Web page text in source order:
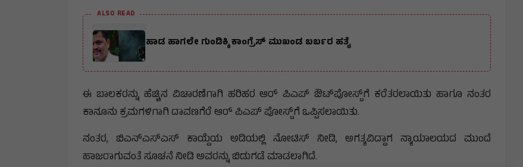
ALSO READ
ಹಾಡ ಹಾಗಲೇ ಗುಂಡಿಕ್ಕಿ ಕಾಂಗ್ರೆಸ್ ಮುಖಂಡ ಬರ್ಬರ ಹತ್ಯೆ
ಈ ಬಾಲಕರನ್ನು ಹೆಚ್ಚಿನ ವಿಚಾರಣೆಗಾಗಿ ಹರಿಹರ ಆರ್ ಪಿಎಪ್ ಔಟ್‌ಪೋಸ್ಟ್‌ಗೆ ಕರೆತರಲಾಯಿತು ಹಾಗೂ ನಂತರ
ಕಾನೂನು ಕ್ರಮಗಳಿಗಾಗಿ ದಾವಣಗೆರೆ ಆರ್ ಪಿಎಪ್ ಪೋಸ್ಟ್‌ಗೆ ಒಪ್ಪಿಸಲಾಯಿತು.
ನಂತರ, ಬಿಎನ್‌ಎಸ್‌ಎಸ್ ಕಾಯ್ದೆಯ ಅಡಿಯಲ್ಲಿ ನೋಟಿಸ್ ನೀಡಿ, ಅಗತ್ಯವಿದ್ದಾಗ ನ್ಯಾಯಾಲಯದ ಮುಂದೆ
ಹಾಜರಾಗುವಂತೆ ಸೂಚನೆ ನೀಡಿ ಅವರನ್ನು ಬಿಡುಗಡೆ ಮಾಡಲಾಗಿದೆ.